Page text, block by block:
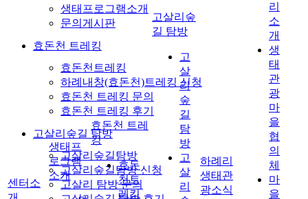
생태프로그램소개
문의게시판
효돈천 트레킹
효돈천트레킹
하례내창(효돈천)트레킹 신청
효돈천 트레킹 문의
효돈천 트레킹 후기
고살리숲길 탐방
고살리숲길탐방
고살리숲길탐방 신청
고살리 탐방 문의
센터소
생태프
로그램
소개
효돈천 트레
킹
효돈
천트
레킹
고살리숲
길 탐방
고
살
리
숲
길
탐
방
고
살
리
하례리
생태관
광소식
리
소
개
생
태
관
광
마
을
협
의
체
마
을